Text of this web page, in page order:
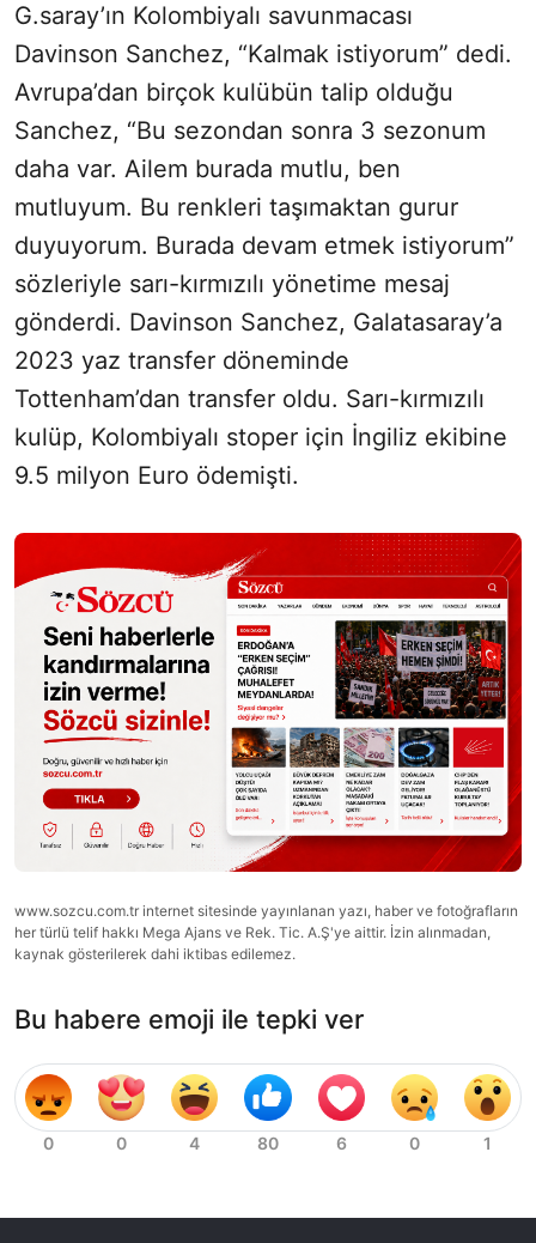
G.saray’ın Kolombiyalı savunmacası
Davinson Sanchez, “Kalmak istiyorum” dedi.
Avrupa’dan birçok kulübün talip olduğu
Sanchez, “Bu sezondan sonra 3 sezonum
daha var. Ailem burada mutlu, ben
mutluyum. Bu renkleri taşımaktan gurur
duyuyorum. Burada devam etmek istiyorum”
sözleriyle sarı-kırmızılı yönetime mesaj
gönderdi. Davinson Sanchez, Galatasaray’a
2023 yaz transfer döneminde
Tottenham’dan transfer oldu. Sarı-kırmızılı
kulüp, Kolombiyalı stoper için İngiliz ekibine
9.5 milyon Euro ödemişti.
www.sozcu.com.tr internet sitesinde yayınlanan yazı, haber ve fotoğrafların
her türlü telif hakkı Mega Ajans ve Rek. Tic. A.Ş'ye aittir. İzin alınmadan,
kaynak gösterilerek dahi iktibas edilemez.
Bu habere emoji ile tepki ver